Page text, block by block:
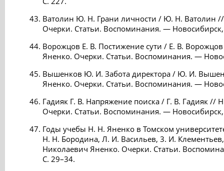
Ватолин Ю. Н. Грани личности / Ю. Н. Ватолин
Очерки. Статьи. Воспоминания. —
Ворожцов Е. В. Постижение сути / Е. В.
Яненко. Очерки. Статьи. Воспоминания. —
Вышенков Ю. И. Забота директора / Ю. И.
Яненко. Очерки. Статьи. Воспоминания. —
Гадияк Г. В. Напряжение поиска / Г. В. Гадияк //
Очерки. Статьи. Воспоминания. —
Годы учебы Н. Н. Яненко в Томском
Н. Н. Бородина, Л. И. Васильев, 3. И.
Николаевич Яненко. Очерки. Статьи.
С. 29–34.